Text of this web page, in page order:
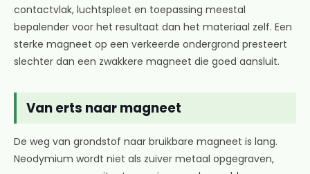
contactvlak, luchtspleet en toepassing meestal
bepalender voor het resultaat dan het materiaal zelf. Een
sterke magneet op een verkeerde ondergrond presteert
slechter dan een zwakkere magneet die goed aansluit.
Van erts naar magneet
De weg van grondstof naar bruikbare magneet is lang.
Neodymium wordt niet als zuiver metaal opgegraven,